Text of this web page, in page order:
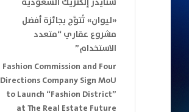
«ليوان» تُتوَّج بجائزة أفضل
مشروع عقاري “متعدد
الاستخدام”
Fashion Commission and Four
Directions Company Sign MoU
to Launch “Fashion District”
at The Real Estate Future